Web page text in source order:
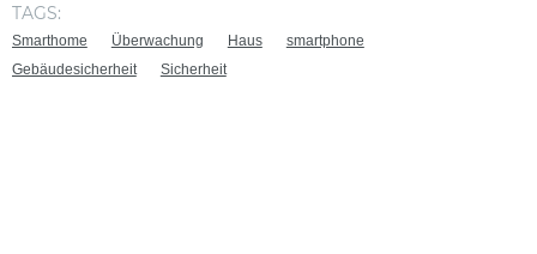
TAGS:
Smarthome Überwachung Haus
smartphone
Gebäudesicherheit
Sicherheit